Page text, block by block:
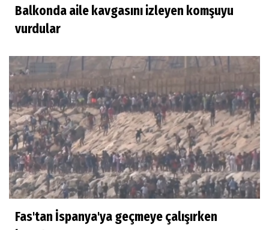
Balkonda aile kavgasını izleyen komşuyu
vurdular
Fas'tan İspanya'ya geçmeye çalışırken